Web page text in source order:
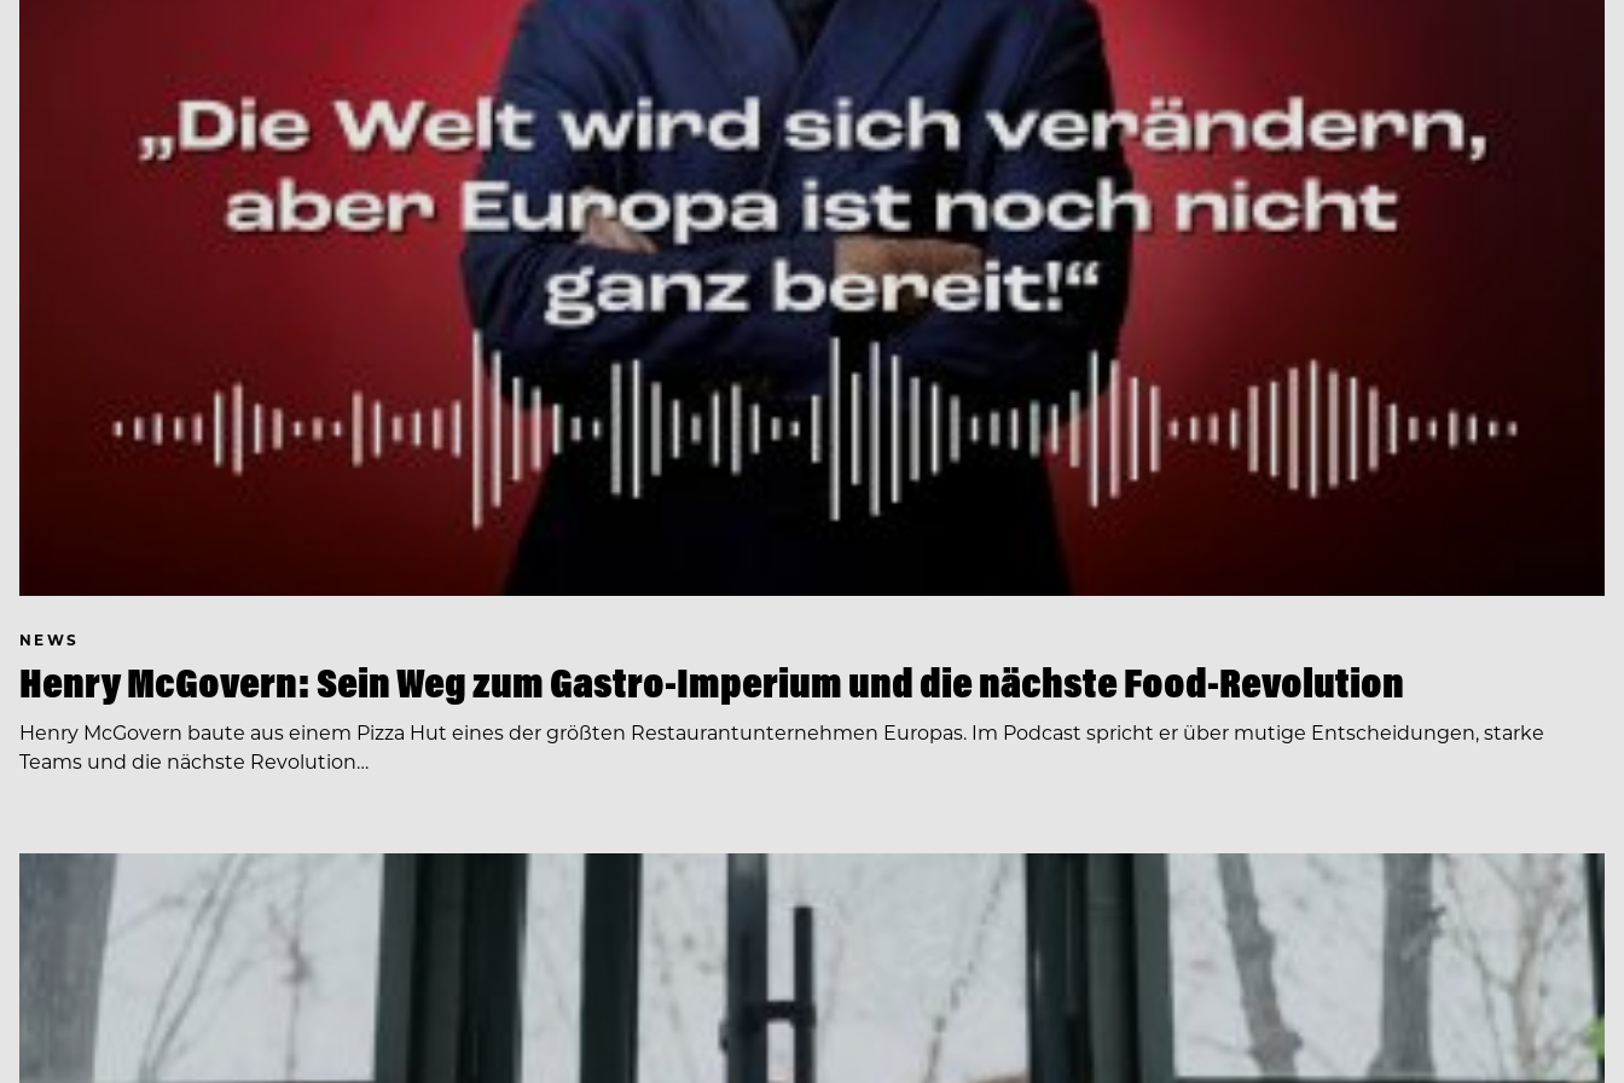
NEWS
Henry McGovern: Sein Weg zum Gastro-Imperium und die nächste Food-Revolution
Henry McGovern baute aus einem Pizza Hut eines der größten Restaurantunternehmen Europas. Im Podcast spricht er über mutige Entscheidungen, starke
Teams und die nächste Revolution…